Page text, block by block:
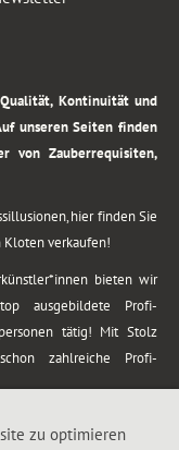
Kontinuität und
unseren Seiten finden
von Zauberrequisiten,
hier finden Sie
Kloten verkaufen!
bieten wir
ausgebildete Profi-
tätig! Mit Stolz
zahlreiche Profi-
zu optimieren